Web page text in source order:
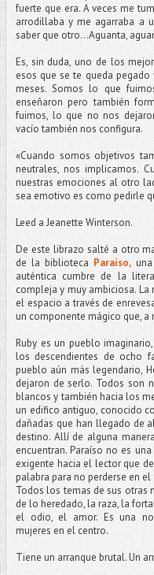
fuerte que era. A veces me
arrodillaba y me agarraba a
saber que otro…Aguanta,
Es, sin duda, uno de los
esos que se te queda
meses. Somos lo que
enseñaron pero también
fuimos, lo que no nos
vacío también nos configura.
«Cuando somos objetivos
neutrales, nos implicamos.
nuestras emociones al otro
sea emotivo es como pedirle
Leed a Jeanette Winterson.
De este librazo salté a otro
de la biblioteca Paraíso,
auténtica cumbre de la
compleja y muy ambiciosa.
el espacio a través de
un componente mágico que, a
Ruby es un pueblo
los descendientes de ocho
pueblo aún más legendario,
dejaron de serlo. Todos son
blancos y también hacia los
un edifico antiguo, conocido
dañadas que han llegado de
destino. Allí de alguna
encuentran. Paraíso no es
exigente hacia el lector que
palabra para no perderse en
Todos los temas de sus otras
de lo heredado, la raza, la
el odio, el amor. Es una
mujeres en el centro.
Tiene un arranque brutal. Un